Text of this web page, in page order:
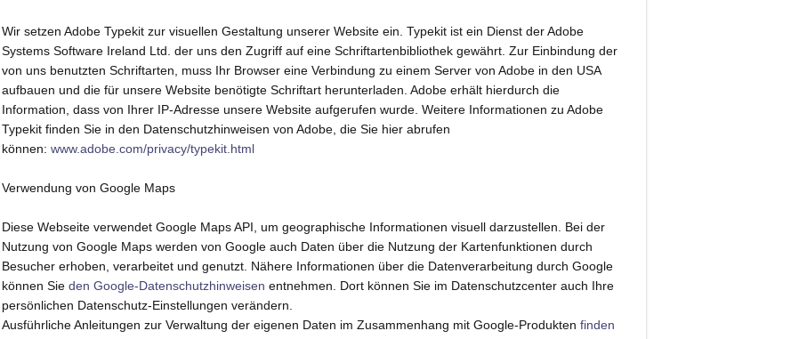
Wir setzen Adobe Typekit zur visuellen Gestaltung unserer Website ein. Typekit ist ein Dienst der Adobe
Systems Software Ireland Ltd. der uns den Zugriff auf eine Schriftartenbibliothek gewährt. Zur Einbindung der
von uns benutzten Schriftarten, muss Ihr Browser eine Verbindung zu einem Server von Adobe in den USA
aufbauen und die für unsere Website benötigte Schriftart herunterladen. Adobe erhält hierdurch die
Information, dass von Ihrer IP-Adresse unsere Website aufgerufen wurde. Weitere Informationen zu Adobe
Typekit finden Sie in den Datenschutzhinweisen von Adobe, die Sie hier abrufen
können: www.adobe.com/privacy/typekit.html
Verwendung von Google Maps
Diese Webseite verwendet Google Maps API, um geographische Informationen visuell darzustellen. Bei der
Nutzung von Google Maps werden von Google auch Daten über die Nutzung der Kartenfunktionen durch
Besucher erhoben, verarbeitet und genutzt. Nähere Informationen über die Datenverarbeitung durch Google
können Sie den Google-Datenschutzhinweisen entnehmen. Dort können Sie im Datenschutzcenter auch Ihre
persönlichen Datenschutz-Einstellungen verändern.
Ausführliche Anleitungen zur Verwaltung der eigenen Daten im Zusammenhang mit Google-Produkten finden